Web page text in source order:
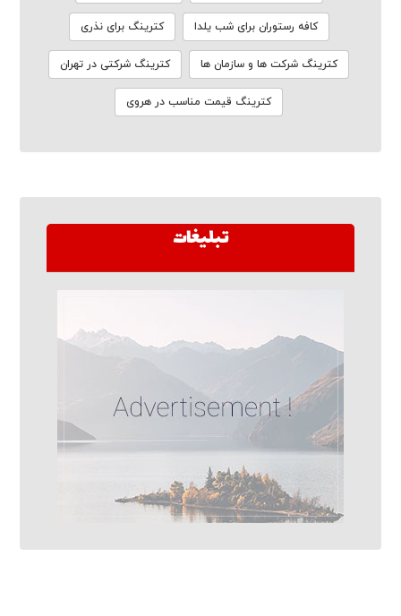
کافه رستوران برای شب یلدا کترینگ برای نذری
کترینگ شرکت ها و سازمان ها کترینگ شرکتی در تهران
کترینگ قیمت مناسب در هروی
تبلیغات